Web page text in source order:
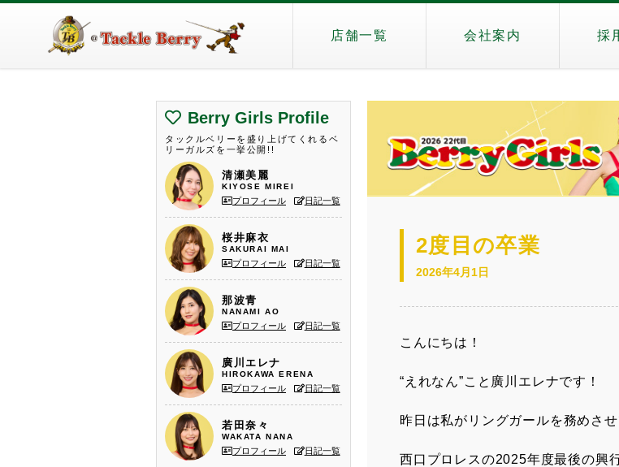
店舗一覧 会社案内 採
2度目の卒業
2026年4月1日
こんにちは！
“えれなん”こと廣川エレナです！
昨日は私がリングガールを務めさ
西口プロレスの2025年度最後の興
Berry Girls Profile
タックルベリーを盛り上げてくれるベ
リーガルズを一挙公開!!
清瀬美麗
KIYOSE MIREI
プロフィール 日記一覧
桜井麻衣
SAKURAI MAI
プロフィール 日記一覧
那波青
NANAMI AO
プロフィール 日記一覧
廣川エレナ
HIROKAWA ERENA
プロフィール 日記一覧
若田奈々
WAKATA NANA
プロフィール 日記一覧